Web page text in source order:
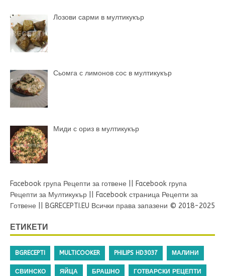
Лозови сарми в мултикукър
Сьомга с лимонов сос в мултикукър
Миди с ориз в мултикукър
Facebook група Рецепти за готвене
Facebook група
Рецепти за Мултикукър
Facebook страница Рецепти за
Готвене
BGRECEPTI.EU Всички права запазени © 2018-2025
ЕТИКЕТИ
BGRECEPTI MULTICOOKER PHILIPS HD3037 МАЛИНИ
СВИНСКО ЯЙЦА БРАШНО ГОТВАРСКИ РЕЦЕПТИ